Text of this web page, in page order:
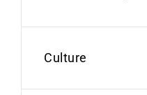
Culture